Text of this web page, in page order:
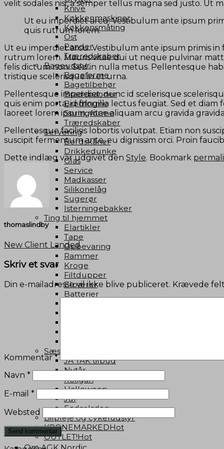
Knive
Køkkenmaskiner
Køkkensmåting
Ost
Pander
Træredskaber
Bageudstyr
Bageforme
Bagetilbehør
Bradepander
Brødforme
Springforme
Træredskaber
Servering
Bordskåner
Drikkedunke
Glas
Service
Madkasser
Silikonelåg
Sugerør
Isterningebakker
Ting til hjemmet
Elartikler
Tape
Opbevaring
Rammer
Kroge
Filtdupper
Elpærer
Batterier
Sæson
JA TAK tilbud
Nytår
Roligan
Halloween
Jul
Fødselsdag
Bilpleje og cykeludstyr
KRONEMARKED
OUTLET!
velit sodales nisi, a semper tellus magna sed justo.
Ut eu imperdiet arcu. Vestibulum ante ipsum
quis rutrum lorem.
Ut eu imperdiet arcu. Vestibulum ante ipsum primis
rutrum lorem. Mauris vitae dui ut neque pulvinar
felis dictum non. Sed in nulla metus. Pellentesque
tristique scelerisque in et urna.
Pellentesque imperdiet, nunc id scelerisque
quis enim porta, id fringilla lectus feugiat. Sed et
laoreet lorem ipsum, vitae aliquam arcu gravida
Pellentesque facilisis lobortis volutpat. Etiam non
suscipit fermentum ante, eu dignissim orci. Proin
Dette indlæg var udgivet den Style. Bookmark
thomaslindby
New Client Landed
Skriv et svar
Din e-mailadresse vil ikke blive publiceret. Krævede
Kommentar*
Navn *
E-mail *
Websted